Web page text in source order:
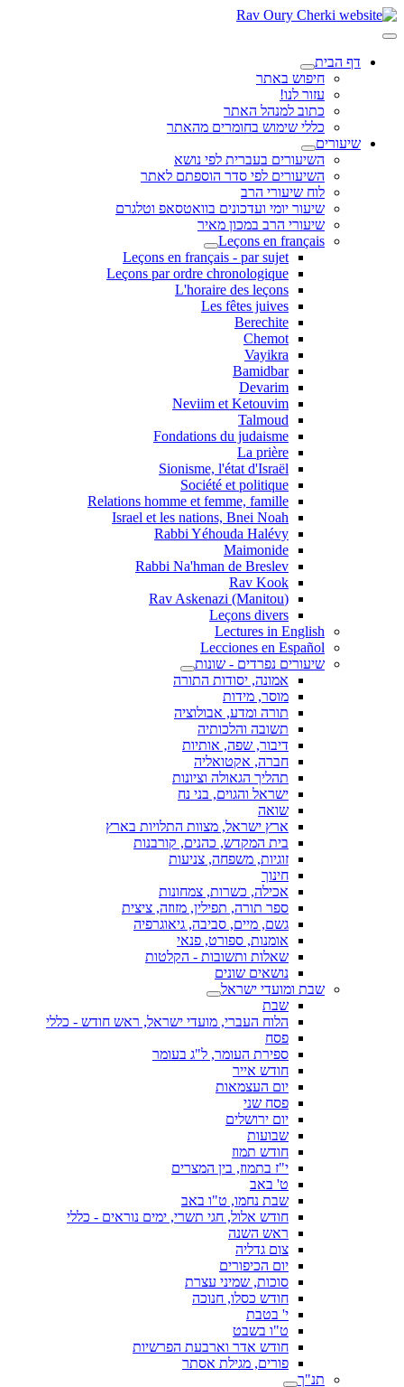
דף הבית
חיפוש באתר
עזור לנו!
כתוב למנהל האתר
כללי שימוש בחומרים מהאתר
שיעורים
השיעורים בעברית לפי נושא
השיעורים לפי סדר הוספתם לאתר
לוח שיעורי הרב
שיעור יומי ועדכונים בוואטסאפ וטלגרם
שיעורי הרב במכון מאיר
Leçons en français
Leçons en français - par sujet
Leçons par ordre chronologique
L'horaire des leçons
Les fêtes juives
Berechite
Chemot
Vayikra
Bamidbar
Devarim
Neviim et Ketouvim
Talmoud
Fondations du judaisme
La prière
Sionisme, l'état d'Israël
Société et politique
Relations homme et femme, famille
Israel et les nations, Bnei Noah
Rabbi Yéhouda Halévy
Maimonide
Rabbi Na'hman de Breslev
Rav Kook
(Rav Askenazi (Manitou
Leçons divers
Lectures in English
Lecciones en Español
שיעורים נפרדים - שונות
אמונה, יסודות התורה
מוסר, מידות
תורה ומדע, אבולוציה
תשובה והלכותיה
דיבור, שפה, אותיות
חברה, אקטואליה
תהליך הגאולה וציונות
ישראל והגוים, בני נח
שואה
ארץ ישראל, מצוות התלויות בארץ
בית המקדש, כהנים, קורבנות
זוגיות, משפחה, צניעות
חינוך
אכילה, כשרות, צמחונות
ספר תורה, תפילין, מזוזה, ציצית
גשם, מיים, סביבה, גיאוגרפיה
אומנות, ספורט, פנאי
שאלות ותשובות - הקלטות
נושאים שונים
שבת ומועדי ישראל
שבת
הלוח העברי, מועדי ישראל, ראש חודש - כללי
פסח
ספירת העומר, ל"ג בעומר
חודש אייר
יום העצמאות
פסח שני
יום ירושלים
שבועות
חודש תמוז
י"ז בתמוז, בין המצרים
ט' באב
שבת נחמו, ט"ו באב
חודש אלול, חגי תשרי, ימים נוראים - כללי
ראש השנה
צום גדליה
יום הכיפורים
סוכות, שמיני עצרת
חודש כסלו, חנוכה
י' בטבת
ט"ו בשבט
חודש אדר וארבעת הפרשיות
פורים, מגילת אסתר
תנ"ך